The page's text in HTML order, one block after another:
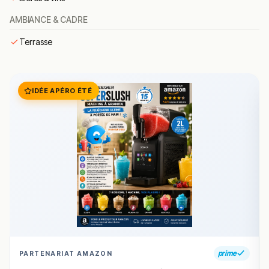
leur incontournable bouillabaisse
poissons emblématique du Sud.
produits, accueil chaleureux et bon rapport qualité-prix
sont régulièrement cités par les habitués du quartier.
Questions fréquentes
Faut-il réserver ?
Le restaurant propose-t-il des produits de
AMBIANCE & CADRE
Terrasse
IDÉE APÉRO ÉTÉ
PARTENARIAT AMAZON prime